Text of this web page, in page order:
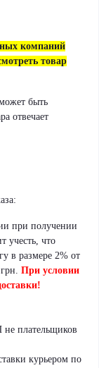
компаний
товар
быть
отвечает
при получении
учесть, что
в размере 2% от
При условии
плательщиков
курьером по